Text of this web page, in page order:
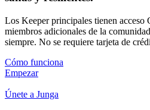
Los Keeper principales tienen acceso
miembros adicionales de la
siempre. No se requiere tarjeta de
Cómo funciona
Empezar
Únete a Junga